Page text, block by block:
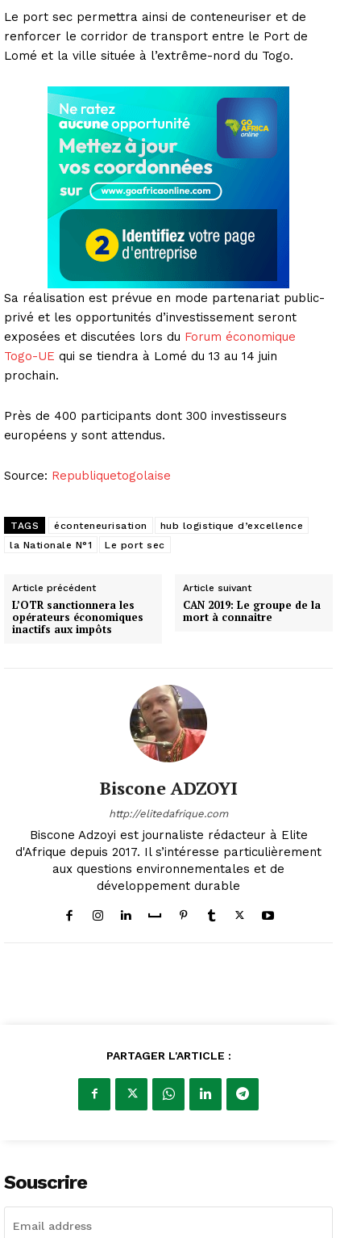
Le port sec permettra ainsi de conteneuriser et de
renforcer le corridor de transport entre le Port de
Lomé et la ville située à l’extrême-nord du Togo.
Sa réalisation est prévue en mode partenariat public-
privé et les opportunités d’investissement seront
exposées et discutées lors du Forum économique
Togo-UE qui se tiendra à Lomé du 13 au 14 juin
prochain.
Près de 400 participants dont 300 investisseurs
européens y sont attendus.
Source: Republiquetogolaise
TAGS éconteneurisation
hub logistique d’excellence
la Nationale N°1
Le port sec
Article précédent
L’OTR sanctionnera les
opérateurs économiques
inactifs aux impôts
Article suivant
CAN 2019: Le groupe de la
mort à connaitre
Biscone ADZOYI
http://elitedafrique.com
Biscone Adzoyi est journaliste rédacteur à Elite
d'Afrique depuis 2017. Il s’intéresse particulièrement
aux questions environnementales et de
développement durable
PARTAGER L'ARTICLE :
Souscrire